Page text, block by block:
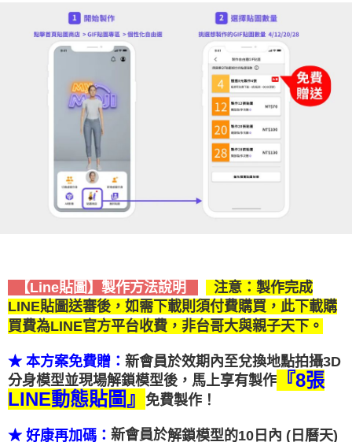
【Line貼圖】製作方法說明
注意：製作完成
LINE貼圖送審後，如需下載則須付費購買，此下載購
買費為LINE官方平台收費，非台哥大與親子天下。
★ 本方案免費贈： 新會員於效期內至兌換地點拍攝3D
分身模型並現場解鎖模型後，馬上享有製作
『8張
LINE動態貼圖』 免費製作！
★ 好康再加碼： 新會員於解鎖模型的10日內 (日曆天)